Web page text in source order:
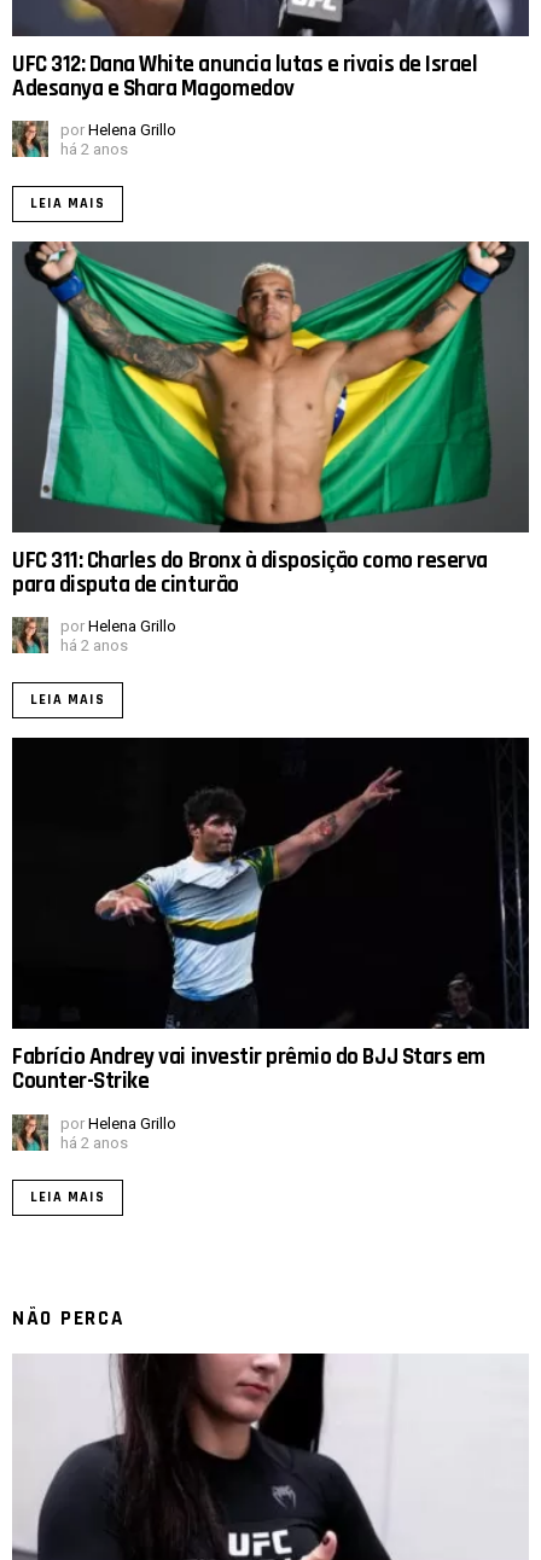
UFC 312: Dana White anuncia lutas e rivais de Israel
Adesanya e Shara Magomedov
por Helena Grillo
há 2 anos
LEIA MAIS
UFC 311: Charles do Bronx à disposição como reserva
para disputa de cinturão
por Helena Grillo
há 2 anos
LEIA MAIS
Fabrício Andrey vai investir prêmio do BJJ Stars em
Counter-Strike
por Helena Grillo
há 2 anos
LEIA MAIS
NÃO PERCA